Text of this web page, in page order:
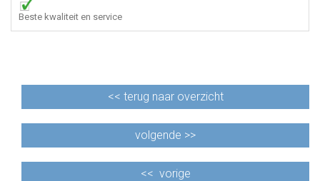
Beste kwaliteit en service
<< terug naar overzicht
volgende >>
<< vorige